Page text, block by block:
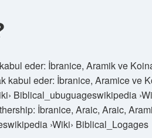
eder: İbranice, Aramik ve
kabul eder: İbranice, Aramice ve
Biblical_ubuguageswikipedia
İbranice, Araic, Araic,
›Wiki› Biblical_Logages